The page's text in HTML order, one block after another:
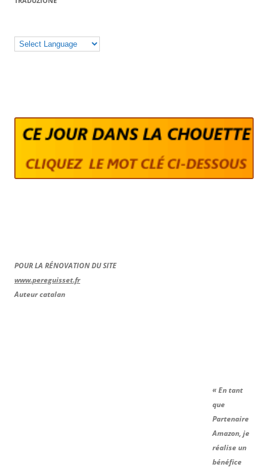
POUR LA RÉNOVATION DU SITE
www.pereguisset.fr
Auteur catalan
« En tant
que
Partenaire
Amazon, je
réalise un
bénéfice